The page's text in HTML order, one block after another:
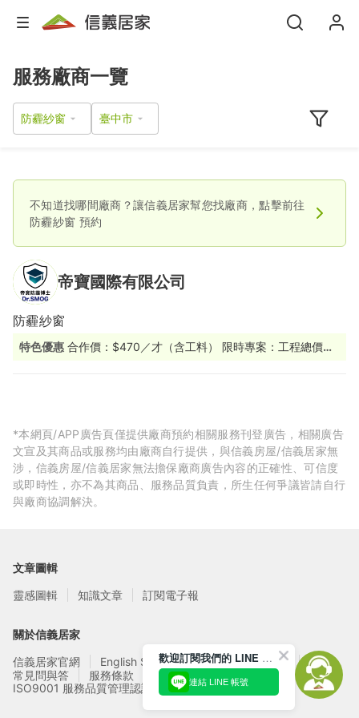
服務廠商一覽
防霾紗窗
不知道找哪間廠商？讓信義居家幫您找廠商，點擊前往
防霾紗窗 預約
帝寶國際有限公司
防霾紗窗
特色優惠 合作價：$470／才（含工料） 限時專案：工程總價
*本網頁/APP廣告頁僅提供廠商預約相關服務刊登廣告，相關廣告
文宣及其商品或服務均由廠商自行提供，與信義房屋/信義居家無
涉，信義房屋/信義居家無法擔保廠商廣告內容的正確性、可信度
或即時性，亦不為其商品、服務品質負責，所生任何爭議皆請自行
與廠商協調解決。
文章圖輯
靈感圖輯
知識文章 訂閱電子報
關於信義居家
信義居家官網
English Service
信義居家廠商募集
常見問與答
服務條款
隱私權政策
ISO9001 服務品質管理認證
歡迎訂閱我們的 LINE 官方帳號
連結 LINE 帳號